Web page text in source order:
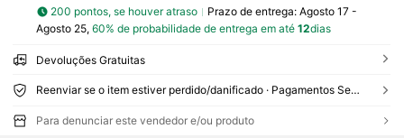
200 pontos, se houver atraso Prazo de entrega: Agosto 17 -
Agosto 25, 60% de probabilidade de entrega em até 12dias
Devoluções Gratuitas
Reenviar se o item estiver perdido/danificado · Pagamentos Seguros · Proteção de privacidade
Para denunciar este vendedor e/ou produto